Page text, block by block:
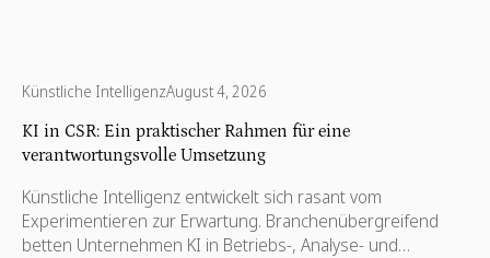
Künstliche IntelligenzAugust 4, 2026
KI in CSR: Ein praktischer Rahmen für eine
verantwortungsvolle Umsetzung
Künstliche Intelligenz entwickelt sich rasant vom
Experimentieren zur Erwartung. Branchenübergreifend
betten Unternehmen KI in Betriebs-, Analyse- und